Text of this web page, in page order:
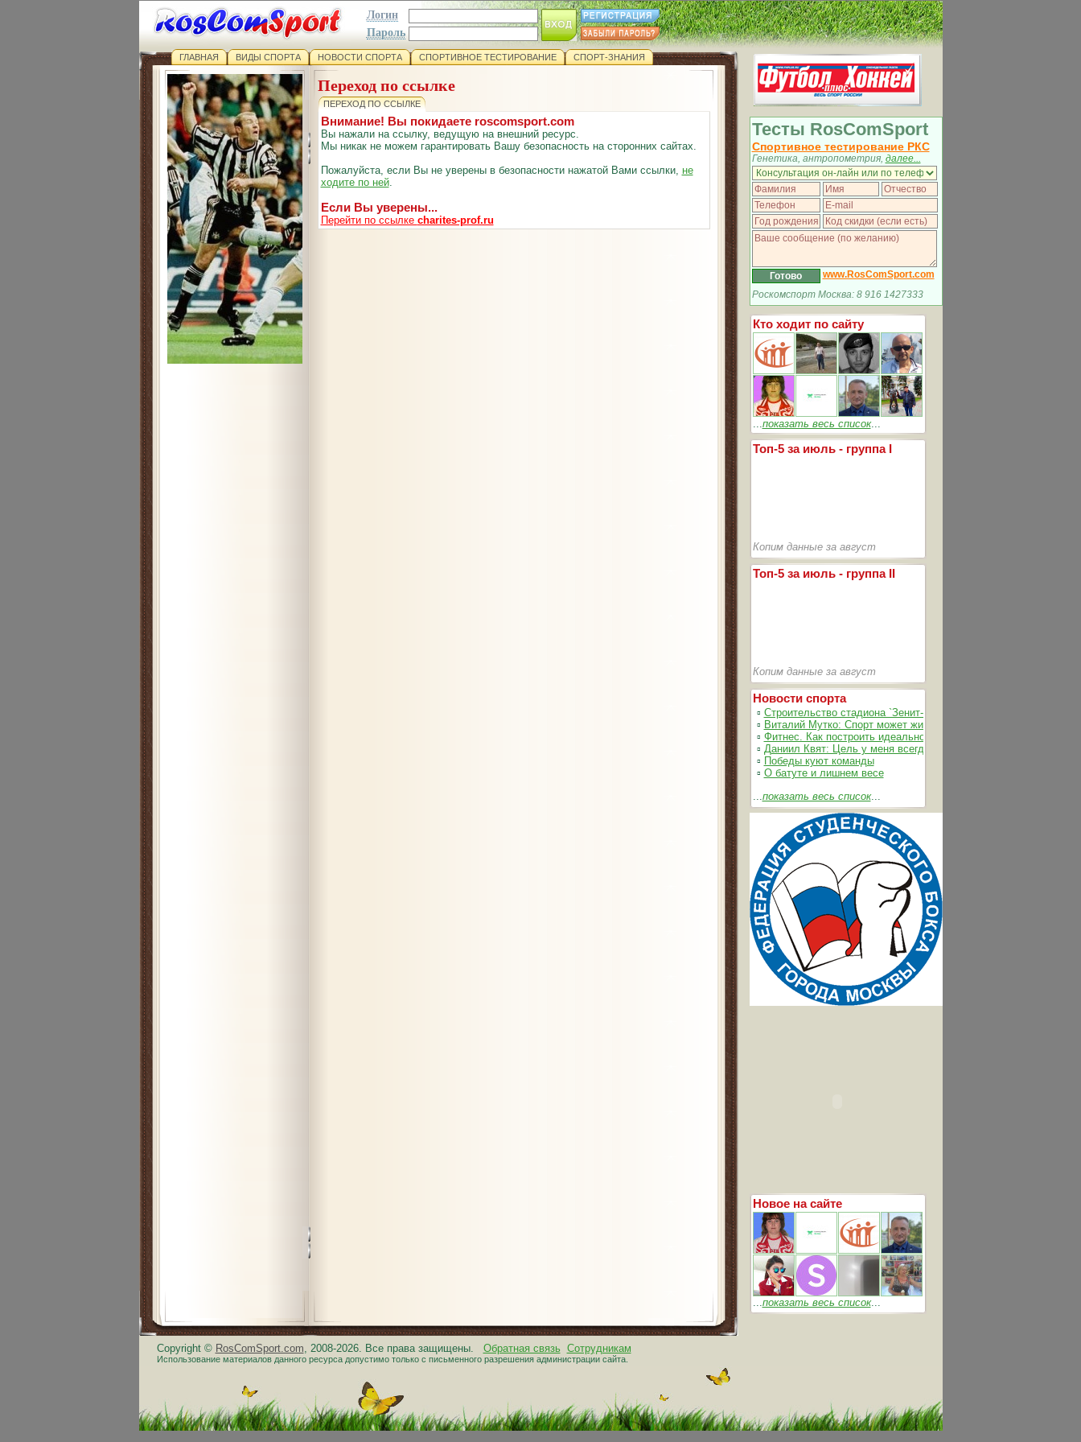
Логин
Пароль
ГЛАВНАЯ ВИДЫ СПОРТА НОВОСТИ СПОРТА СПОРТИВНОЕ ТЕСТИРОВАНИЕ СПОРТ-ЗНАНИЯ
Переход по ссылке
ПЕРЕХОД ПО ССЫЛКЕ
Внимание! Вы покидаете roscomsport.com
Вы нажали на ссылку, ведущую на внешний ресурс.
Мы никак не можем гарантировать Вашу безопасность на сторонних сайтах.
Пожалуйста, если Вы не уверены в безопасности нажатой Вами ссылки, не
ходите по ней.
Если Вы уверены...
Перейти по ссылке charites-prof.ru
Copyright © RosComSport.com, 2008-2026. Все права защищены. Обратная связь Сотрудникам
Использование материалов данного ресурса допустимо только с письменного разрешения администрации сайта.
Тесты RosComSport
Спортивное тестирование РКС
Генетика, антропометрия, далее...
www.RosComSport.com
Роскомспорт Москва: 8 916 1427333
Кто ходит по сайту
...показать весь список...
Топ-5 за июль - группа I
Копим данные за август
Топ-5 за июль - группа II
Копим данные за август
Новости спорта
▫ Строительство стадиона `Зенит-Арена` идет согласно графика
▫ Виталий Мутко: Спорт может жить без допинга
▫ Фитнес. Как построить идеальное тело
▫ Даниил Квят: Цель у меня всегда одна – выжимать из себя и
▫ Победы куют команды
▫ О батуте и лишнем весе
...показать весь список...
Новое на сайте
...показать весь список...